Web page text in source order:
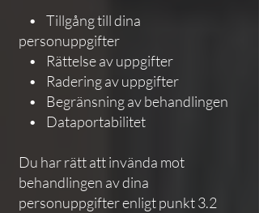
• Tillgång till dina
personuppgifter
• Rättelse av uppgifter
• Radering av uppgifter
• Begränsning av behandlingen
• Dataportabilitet
Du har rätt att invända mot
behandlingen av dina
personuppgifter enligt punkt 3.2